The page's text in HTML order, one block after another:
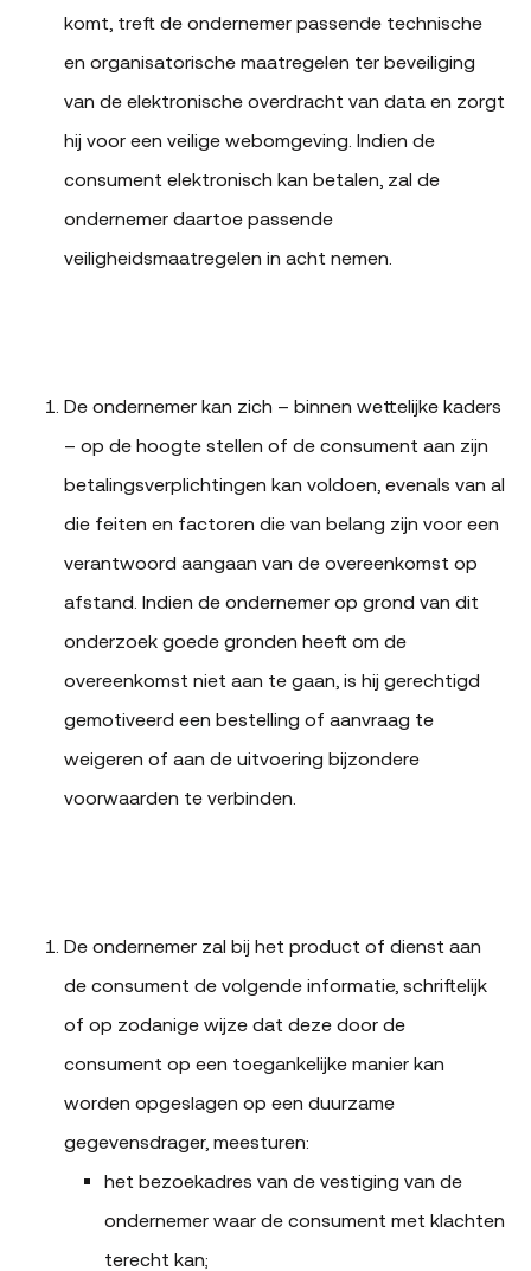
komt, treft de ondernemer passende technische
en organisatorische maatregelen ter beveiliging
van de elektronische overdracht van data en zorgt
hij voor een veilige webomgeving. Indien de
consument elektronisch kan betalen, zal de
ondernemer daartoe passende
veiligheidsmaatregelen in acht nemen.
De ondernemer kan zich – binnen wettelijke kaders
– op de hoogte stellen of de consument aan zijn
betalingsverplichtingen kan voldoen, evenals van al
die feiten en factoren die van belang zijn voor een
verantwoord aangaan van de overeenkomst op
afstand. Indien de ondernemer op grond van dit
onderzoek goede gronden heeft om de
overeenkomst niet aan te gaan, is hij gerechtigd
gemotiveerd een bestelling of aanvraag te
weigeren of aan de uitvoering bijzondere
voorwaarden te verbinden.
De ondernemer zal bij het product of dienst aan
de consument de volgende informatie, schriftelijk
of op zodanige wijze dat deze door de
consument op een toegankelijke manier kan
worden opgeslagen op een duurzame
gegevensdrager, meesturen:
het bezoekadres van de vestiging van de
ondernemer waar de consument met klachten
terecht kan;